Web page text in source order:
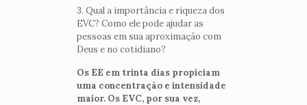
3. Qual a importância e riqueza dos
EVC? Como ele pode ajudar as
pessoas em sua aproximação com
Deus e no cotidiano?
Os EE em trinta dias propiciam
uma concentração e intensidade
maior. Os EVC, por sua vez,